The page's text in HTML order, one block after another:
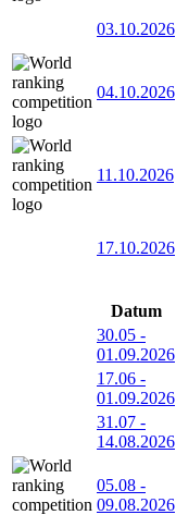
03.10.2026
04.10.2026
11.10.2026
17.10.2026
Datum
30.05 -
01.09.2026
17.06 -
01.09.2026
31.07 -
14.08.2026
05.08 -
09.08.2026